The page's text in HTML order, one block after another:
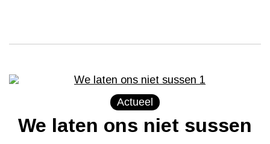
Actueel
We laten ons niet sussen